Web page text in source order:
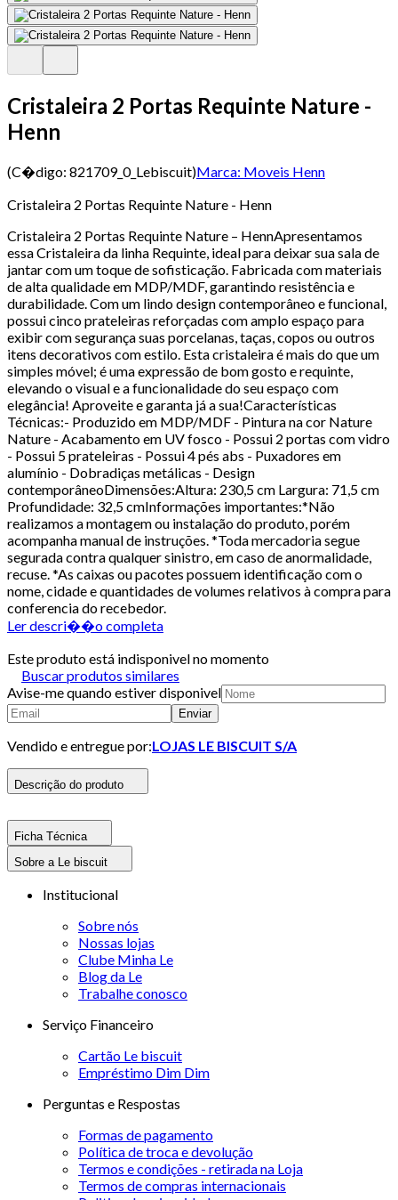
Cristaleira 2 Portas Requinte Nature -
Henn
(C�digo: 821709_0_Lebiscuit)Marca: Moveis Henn
Cristaleira 2 Portas Requinte Nature - Henn
Cristaleira 2 Portas Requinte Nature – HennApresentamos
essa Cristaleira da linha Requinte, ideal para deixar sua sala de
jantar com um toque de sofisticação. Fabricada com materiais
de alta qualidade em MDP/MDF, garantindo resistência e
durabilidade. Com um lindo design contemporâneo e funcional,
possui cinco prateleiras reforçadas com amplo espaço para
exibir com segurança suas porcelanas, taças, copos ou outros
itens decorativos com estilo. Esta cristaleira é mais do que um
simples móvel; é uma expressão de bom gosto e requinte,
elevando o visual e a funcionalidade do seu espaço com
elegância! Aproveite e garanta já a sua!Características
Técnicas:- Produzido em MDP/MDF - Pintura na cor Nature
Nature - Acabamento em UV fosco - Possui 2 portas com vidro
- Possui 5 prateleiras - Possui 4 pés abs - Puxadores em
alumínio - Dobradiças metálicas - Design
contemporâneoDimensões:Altura: 230,5 cm Largura: 71,5 cm
Profundidade: 32,5 cmInformações importantes:*Não
realizamos a montagem ou instalação do produto, porém
acompanha manual de instruções. *Toda mercadoria segue
segurada contra qualquer sinistro, em caso de anormalidade,
recuse. *As caixas ou pacotes possuem identificação com o
nome, cidade e quantidades de volumes relativos à compra para
conferencia do recebedor.
Ler descri��o completa
Este produto está indisponivel no momento
Buscar produtos similares
Avise-me quando estiver disponivel
Enviar
Vendido e entregue por:LOJAS LE BISCUIT S/A
Descrição do produto
Ficha Técnica
Sobre a Le biscuit
Institucional
Sobre nós
Nossas lojas
Clube Minha Le
Blog da Le
Trabalhe conosco
Serviço Financeiro
Cartão Le biscuit
Empréstimo Dim Dim
Perguntas e Respostas
Formas de pagamento
Política de troca e devolução
Termos e condições - retirada na Loja
Termos de compras internacionais